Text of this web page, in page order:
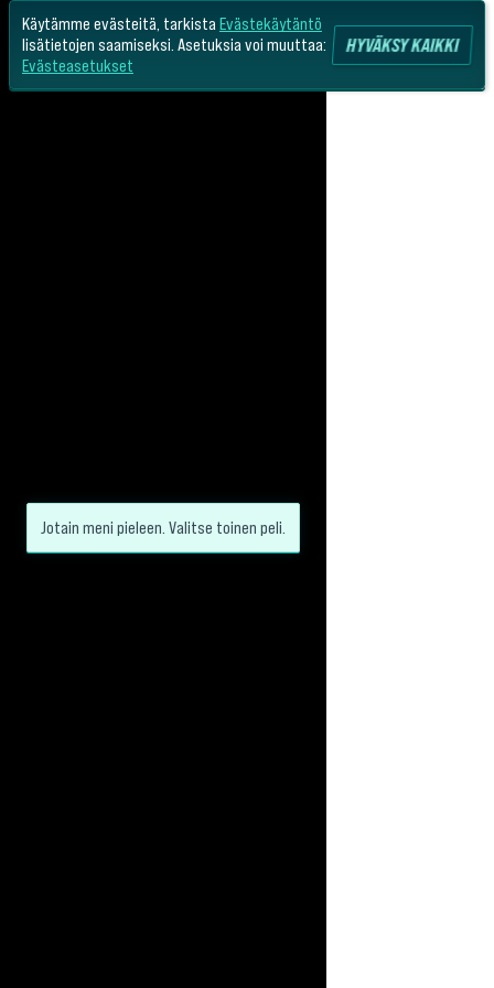
Jotain meni pieleen. Valitse toinen peli.
Käytämme evästeitä, tarkista Evästekäytäntö
lisätietojen saamiseksi. Asetuksia voi muuttaa:
Evästeasetukset
HYVÄKSY KAIKKI